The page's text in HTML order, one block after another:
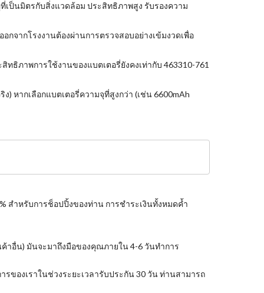
เป็นมิตรกับสิ่งแวดล้อม ประสิทธิภาพสูง รับรองความ
จากโรงงานต้องผ่านการตรวจสอบอย่างเข้มงวดเพื่อ
ธิภาพการใช้งานของแบตเตอรี่ยังคงเท่ากับ 463310-761
หากเลือกแบตเตอรี่ความจุที่สูงกว่า (เช่น 6600mAh
สำหรับการช็อปปิ้งของท่าน การชำระเงินทั้งหมดค้ำ
าอื่น) มันจะมาถึงมือของคุณภายใน 4-6 วันทำการ
ของเราในช่วงระยะเวลารับประกัน 30 วัน ท่านสามารถ